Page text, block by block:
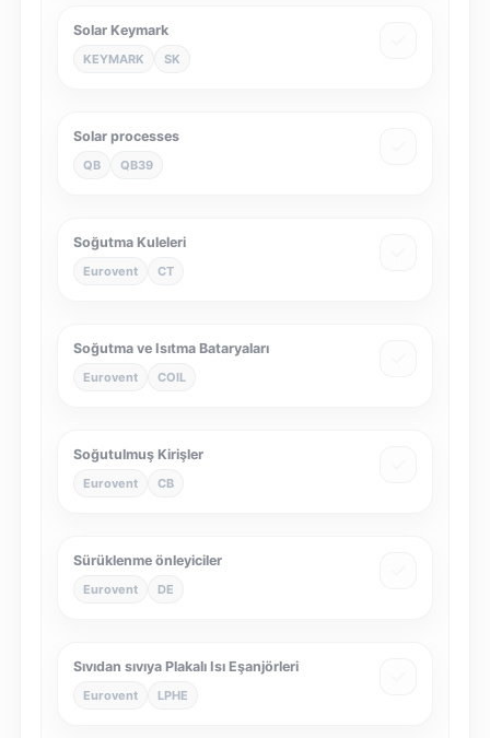
Solar Keymark
KEYMARK SK
Solar processes
QB QB39
Soğutma Kuleleri
Eurovent CT
Soğutma ve Isıtma Bataryaları
Eurovent COIL
Soğutulmuş Kirişler
Eurovent CB
Sürüklenme önleyiciler
Eurovent DE
Sıvıdan sıvıya Plakalı Isı Eşanjörleri
Eurovent LPHE